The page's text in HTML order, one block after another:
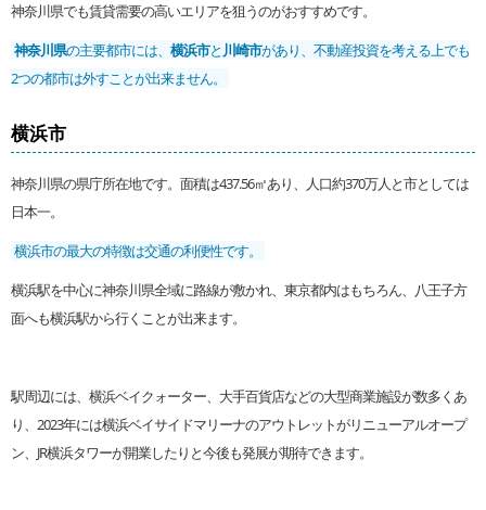
神奈川県でも賃貸需要の高いエリアを狙うのがおすすめです。
神奈川県の主要都市には、 横浜市と川崎市があり、不動産投資を考える上でも
2つの都市は外すことが出来ません。
横浜市
神奈川県の県庁所在地です。面積は437.56㎡あり、人口約370万人と市としては
日本一。
横浜市の最大の特徴は交通の利便性です。
横浜駅を中心に神奈川県全域に路線が敷かれ、東京都内はもちろん、八王子方
面へも横浜駅から行くことが出来ます。
駅周辺には、横浜ベイクォーター、大手百貨店などの大型商業施設が数多くあ
り、2023年には横浜ベイサイドマリーナのアウトレットがリニューアルオープ
ン、JR横浜タワーが開業したりと今後も発展が期待できます。